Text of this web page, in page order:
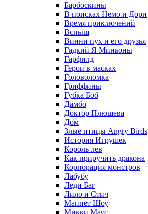
Барбоскины
В поисках Немо и Дори
Время приключений
Вспыш
Винни пух и его друзья
Гадкий Я Миньоны
Гарфилд
Герои в масках
Головоломка
Гриффины
Губка Боб
Дамбо
Доктор Плюшева
Дом
Злые птицы Angry Birds
История Игрушек
Король лев
Как приручить дракона
Корпорация монстров
Лабубу
Леди Баг
Лило и Стич
Маппет Шоу